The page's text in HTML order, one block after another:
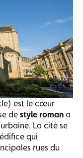
est le cœur
de style roman a
La cité se
qui
rues du